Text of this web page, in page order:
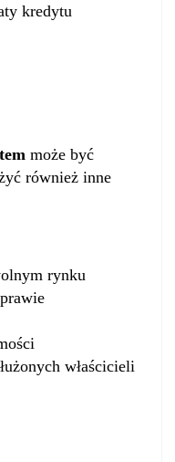
kredytu
może być
również inne
rynku
właścicieli